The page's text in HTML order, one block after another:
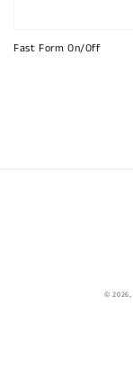
Fast Form On/Off
© 2026,